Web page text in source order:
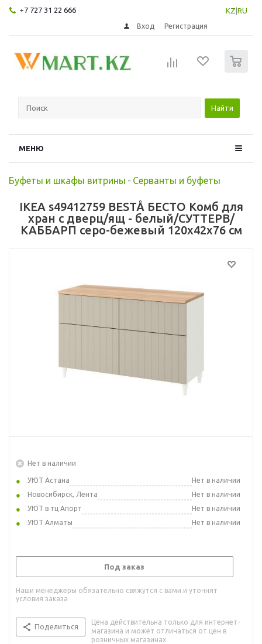
+7 727 31 22 666 KZ RU
Вход Регистрация
Найти
МЕНЮ
Буфеты и шкафы витрины - Серванты и буфеты
IKEA s49412759 BESTÅ БЕСТО Комб для
хран с дверц/ящ - белый/СУТТЕРВ/
КАББАРП серо-бежевый 120x42x76 см
Нет в наличии
УЮТ Астана
Нет в наличии
Новосибирск, Лента
Нет в наличии
УЮТ в тц Апорт
Нет в наличии
УЮТ Алматы
Нет в наличии
Под заказ
Наши менеджеры обязательно свяжутся с вами и уточнят
условия заказа
Поделиться
Цена действительна только для интернет-
магазина и может отличаться от цен в
розничных магазинах